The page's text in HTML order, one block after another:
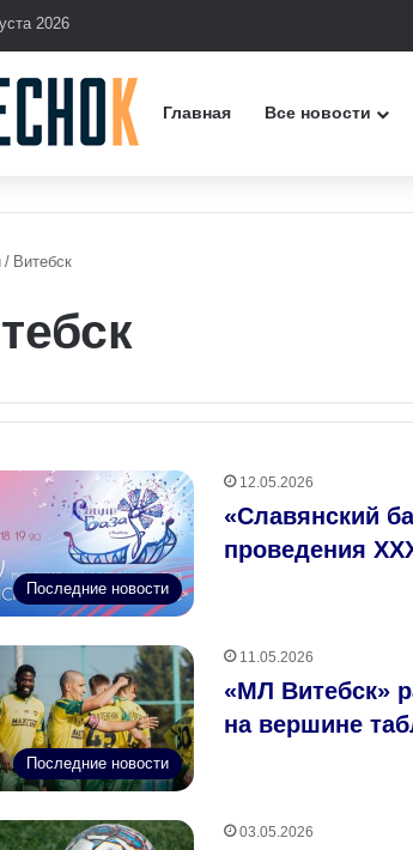
2026
Главная Все новости
/ Витебск
Последние новости
12.05.2026
«Славянский
проведения
Последние новости
11.05.2026
«МЛ Витебск»
на вершине
03.05.2026